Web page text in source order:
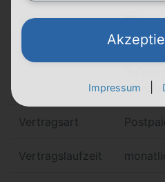
eSIM ✅
Besonderheit(en)
Vertragsart
Vertragslaufzeit
Impressum